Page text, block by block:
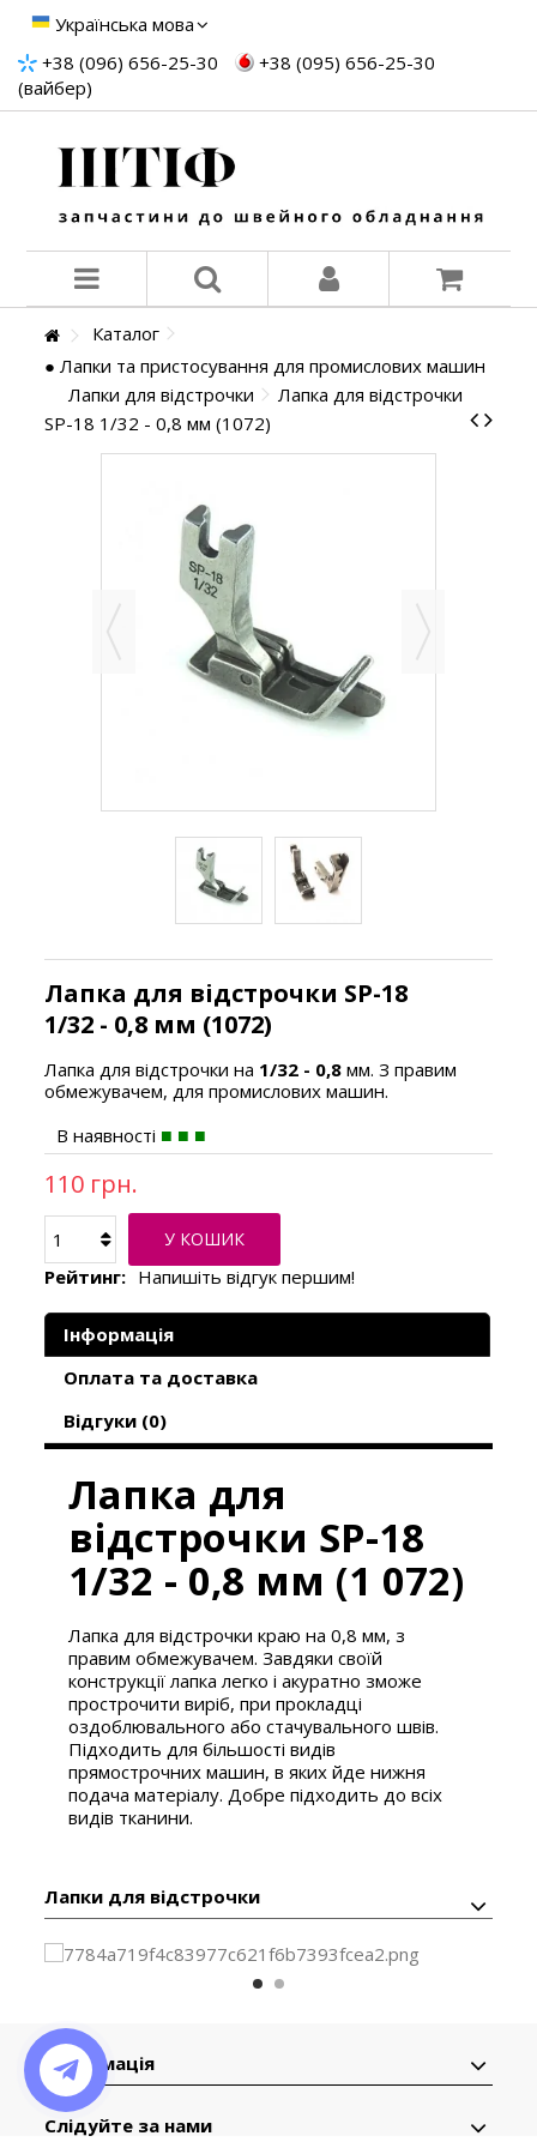
Українська мова
+38 (096) 656-25-30
+38 (095) 656-25-30
(вайбер)
Каталог
● Лапки та пристосування для промислових машин
Лапки для відстрочки
Лапка для відстрочки
SP-18 1/32 - 0,8 мм (1072)
Лапка для відстрочки SP-18
1/32 - 0,8 мм (1072)
Лапка для відстрочки на 1/32 - 0,8 мм. З правим
обмежувачем, для промислових машин.
В наявності
110 грн.
У КОШИК
Рейтинг: Напишіть відгук першим!
Інформація
Оплата та доставка
Відгуки (0)
Лапка для
відстрочки SP-18
1/32 - 0,8 мм (1 072)
Лапка для відстрочки краю на 0,8 мм, з
правим обмежувачем. Завдяки своїй
конструкції лапка легко і акуратно зможе
прострочити виріб, при прокладці
оздоблювального або стачувального швів.
Підходить для більшості видів
прямострочних машин, в яких йде нижня
подача матеріалу. Добре підходить до всіх
видів тканини.
Лапки для відстрочки
Інформація
Слідуйте за нами